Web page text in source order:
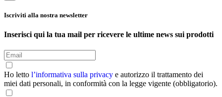
Iscriviti alla nostra newsletter
Inserisci qui la tua mail per ricevere le ultime news sui prodotti
Ho letto l’informativa sulla privacy e autorizzo il trattamento dei
miei dati personali, in conformità con la legge vigente (obbligatorio).